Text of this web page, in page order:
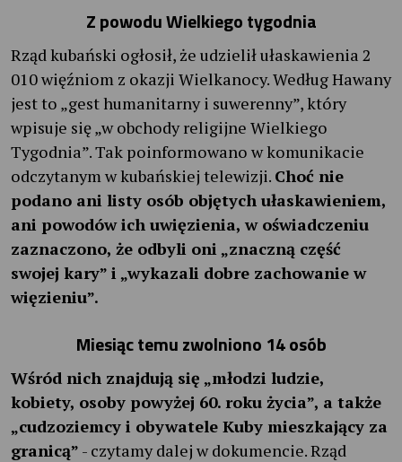
Z powodu Wielkiego tygodnia
Rząd kubański ogłosił, że udzielił ułaskawienia 2
010 więźniom z okazji Wielkanocy. Według Hawany
jest to „gest humanitarny i suwerenny”, który
wpisuje się „w obchody religijne Wielkiego
Tygodnia”. Tak poinformowano w komunikacie
odczytanym w kubańskiej telewizji. Choć nie
podano ani listy osób objętych ułaskawieniem,
ani powodów ich uwięzienia, w oświadczeniu
zaznaczono, że odbyli oni „znaczną część
swojej kary” i „wykazali dobre zachowanie w
więzieniu”.
Miesiąc temu zwolniono 14 osób
Wśród nich znajdują się „młodzi ludzie,
kobiety, osoby powyżej 60. roku życia”, a także
„cudzoziemcy i obywatele Kuby mieszkający za
granicą” - czytamy dalej w dokumencie. Rząd